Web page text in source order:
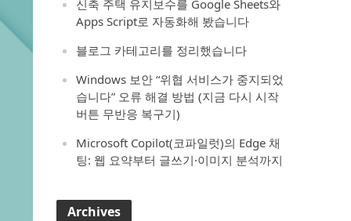
신축 주택 유지보수를 Google Sheets와
Apps Script로 자동화해 봤습니다
블로그 카테고리를 정리했습니다
Windows 보안 “위협 서비스가 중지되었
습니다” 오류 해결 방법 (지금 다시 시작
버튼 무반응 복구기)
Microsoft Copilot(코파일럿)의 Edge 채
팅: 웹 요약부터 글쓰기·이미지 분석까지
Archives